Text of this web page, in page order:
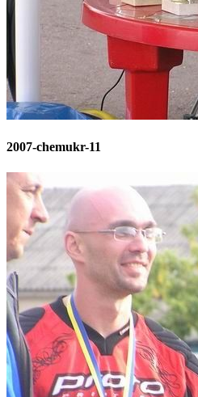
2007-chemukr-11